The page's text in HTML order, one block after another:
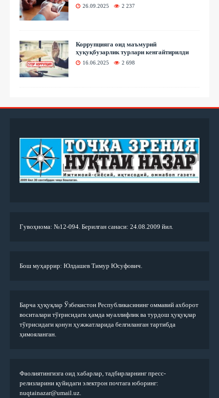
26.09.2025 2 237
Коррупцияга оид маъмурий
ҳуқуқбузарлик турлари кенгайтирилди
16.06.2025 2 698
Гувоҳнома: №12-094. Берилган санаси: 24.08.2009 йил.
Бош муҳаррир: Юлдашев Тимур Юсуфович.
Барча ҳуқуқлар Ўзбекистон Республикасининг оммавий ахборот
воситалари тўғрисидаги ҳамда муаллифлик ва турдош ҳуқуқлар
тўғрисидаги қонун ҳужжатларида белгиланган тартибда
ҳимояланган.
Фаолиятингизга оид хабарлар, тадбирларнинг пресс-
релизларини қуйидаги электрон почтага юборинг:
nuqtainazar@umail.uz.